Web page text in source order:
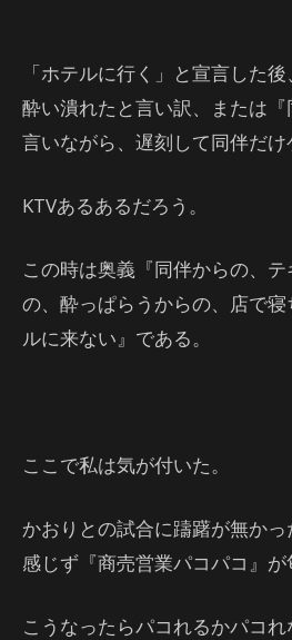
「ホテルに行く」と宣言した
酔い潰れたと言い訳、または
言いながら、遅刻して同伴だけ
KTVあるあるだろう。
この時は奥義『同伴からの、
の、酔っぱらうからの、店で
ルに来ない』である。
ここで私は気が付いた。
かおりとの試合に躊躇が無か
感じず『商売営業パコパコ』が
こうなったらパコれるかパコれ